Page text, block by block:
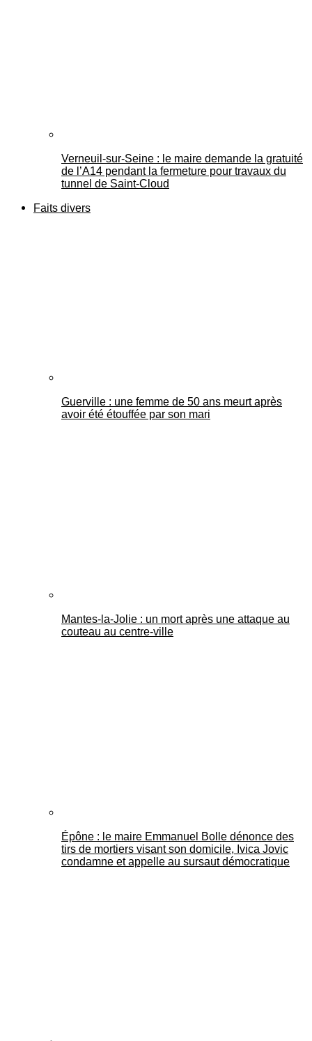
Verneuil-sur-Seine : le maire demande la gratuité
de l’A14 pendant la fermeture pour travaux du
tunnel de Saint-Cloud
Faits divers
Guerville : une femme de 50 ans meurt après
avoir été étouffée par son mari
Mantes-la-Jolie : un mort après une attaque au
couteau au centre-ville
Épône : le maire Emmanuel Bolle dénonce des
tirs de mortiers visant son domicile, Ivica Jovic
condamne et appelle au sursaut démocratique